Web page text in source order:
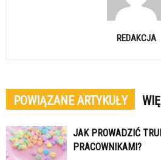
REDAKCJA
POWIĄZANE ARTYKUŁY
JAK PROWADZIĆ
PRACOWNIKAMI?